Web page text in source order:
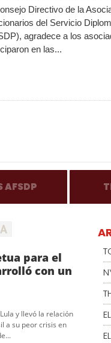
Directivo de la
del Servicio
agradece a los
en las...
AFSDP
A
para el
con un
y llevó la relación
a su peor crisis en